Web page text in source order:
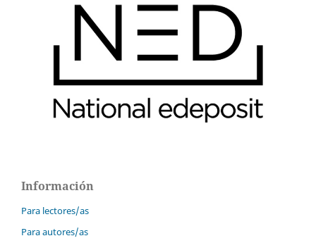
Información
Para lectores/as
Para autores/as